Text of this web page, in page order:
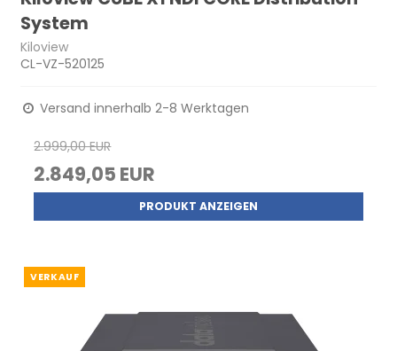
System
Kiloview
CL-VZ-520125
Versand innerhalb 2-8 Werktagen
2.999,00 EUR
2.849,05 EUR
PRODUKT ANZEIGEN
VERKAUF